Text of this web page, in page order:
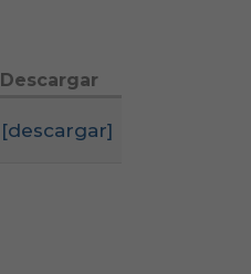
Descargar
[descargar]